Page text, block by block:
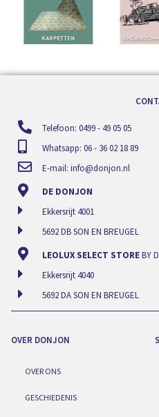
Telefoon: 0499 - 49 05 05
Whatsapp: 06 - 36 02 18 89
E-mail: info@donjon.nl
DE DONJON
Ekkersrijt 4001
5692 DB SON EN BREUGEL
LEOLUX SELECT STOREBY
Ekkersrijt 4040
5692 DA SON EN BREUGEL
OVER DONJON
OVER ONS
GESCHIEDENIS